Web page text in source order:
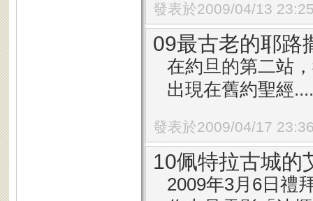
發表於2009/04/13
09最古老的耶路
在約旦的第二站
出現在舊約聖經
發表於2009/04/17
10佩特拉古城的
2009年3月6日禮